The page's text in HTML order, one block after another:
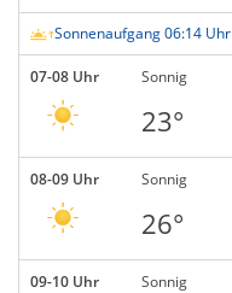
Sonnenaufgang 06:14 Uhr
07-08 Uhr Sonnig
23°
08-09 Uhr Sonnig
26°
09-10 Uhr Sonnig